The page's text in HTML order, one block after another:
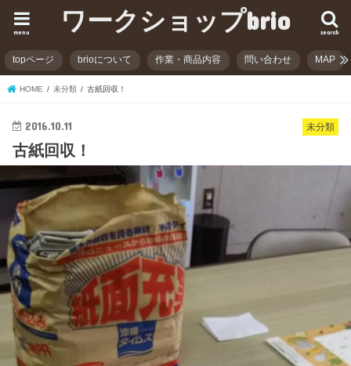
ワークショップbrio search
menu
topページ brioについて 作業・商品内容 問い合わせ MAP
HOME 未分類 古紙回収！
未分類
2016.10.11
古紙回収！